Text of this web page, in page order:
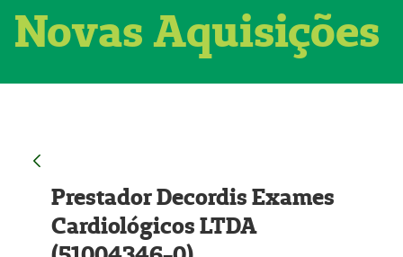
Novas Aquisições
Prestador Decordis Exames
Cardiológicos LTDA